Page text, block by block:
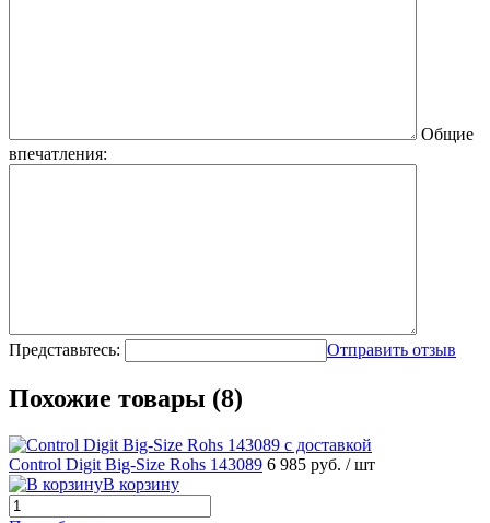
Общие
впечатления:
Представьтесь: Отправить отзыв
Похожие товары (8)
Control Digit Big-Size Rohs 143089 6 985 руб. / шт
В корзину